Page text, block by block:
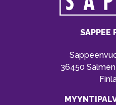
SAPPEE
36450